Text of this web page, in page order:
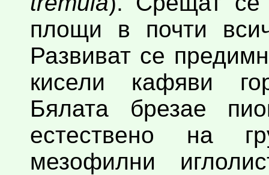
площи в почти
Развиват се
кисели кафяви
Бялата брезае
естествено на
мезофилни